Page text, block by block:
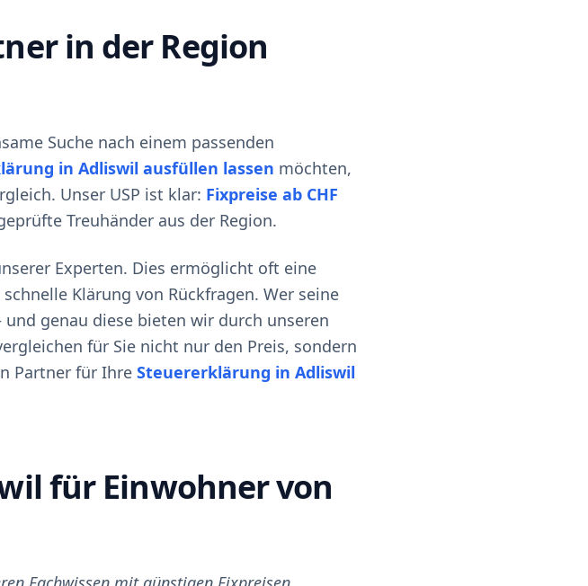
in der Region
Suche nach einem passenden
in Adliswil ausfüllen lassen möchten,
Unser USP ist klar: Fixpreise ab CHF
Treuhänder aus der Region.
Experten. Dies ermöglicht oft eine
Klärung von Rückfragen. Wer seine
genau diese bieten wir durch unseren
für Sie nicht nur den Preis, sondern
Partner für Ihre Steuererklärung in Adliswil
für Einwohner von